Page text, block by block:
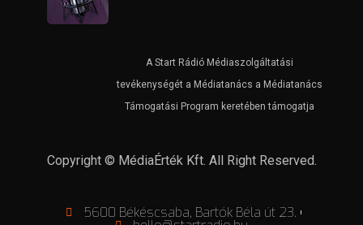
A Start Rádió Médiaszolgáltatási
tevékenységét a Médiatanács a Médiatanács
Támogatási Program keretében támogatja
Copyright © MédiaÉrték Kft. All Right Reserved.
5600 Békéscsaba, Bartók Béla út 23.